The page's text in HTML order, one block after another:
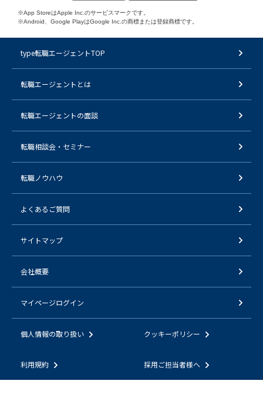
※App StoreはApple Inc.のサービスマークです。
※Android、Google PlayはGoogle Inc.の商標または登録商標です。
type転職エージェントTOP
転職エージェントとは
転職エージェントの面談
転職相談会・セミナー
転職ノウハウ
よくあるご質問
サイトマップ
会社概要
マイページログイン
個人情報の取り扱い クッキーポリシー
利用規約 採用ご担当者様へ